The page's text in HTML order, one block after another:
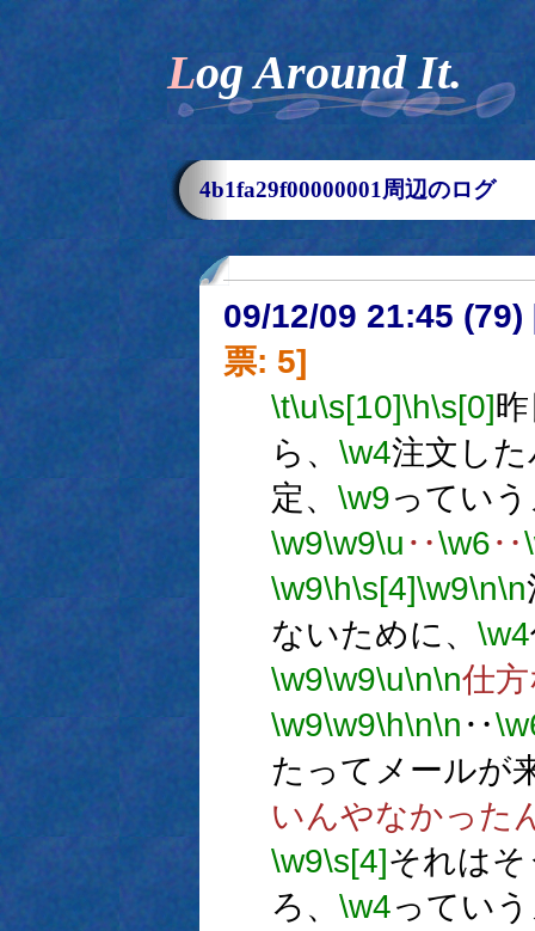
Log Around It.
4b1fa29f00000001周辺のログ
09/12/09 21:45 (79)
票: 5]
\t\u\s[10]\h\s[0]
ら、 \w4注文し
定、 \w9ってい
\w9\w9\u ‥\w6‥
\w9\h\s[4]\w9\n\n
ないために、 \w4
\w9\w9\u\n\n仕
\w9\w9\h\n\n ‥
たってメールが
いんやなかった
\w9\s[4]それは
ろ、 \w4ってい